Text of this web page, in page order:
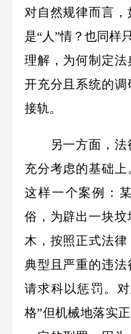
对自然规律而言
是“人”情？也同样
理解，为何制定
开充分且系统的
接轨。
另一方面，法
充分考虑的基础
这样一个案例：
俗，为辟出一块
木，按照正式法
典型且严重的违法
请求科以惩罚。
格”但机械地落实